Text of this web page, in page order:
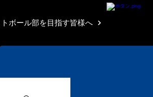
ボール部を目指す皆様へ